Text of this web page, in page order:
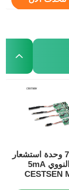
7-30VDC وحدة استشعار
الإشعاع النووي 5mA
CESTSEN